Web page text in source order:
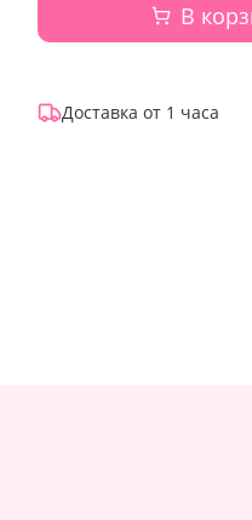
В
Доставка от 1 часа